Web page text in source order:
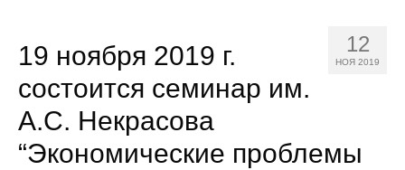
О нас
Об институте
Научные подразделения
12
НОЯ 2019
19 ноября 2019 г.
состоится семинар им.
А.С. Некрасова
“Экономические проблемы